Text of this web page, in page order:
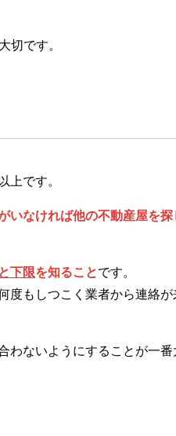
切です。
上です。
いなければ他の不動産屋を探
下限を知ることです。
度もしつこく業者から連絡が
わないようにすることが一番